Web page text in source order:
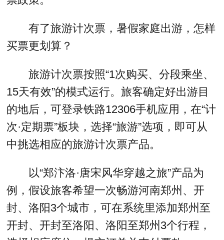
有了旅游计次票，暑假家庭出游，怎样
买票更划算？
旅游计次票按照“1次购买、分段乘坐、
15天有效”的模式运行。旅客确定好出游目
的地后，可登录铁路12306手机应用，在“计
次·定期票”板块，选择“旅游”选项，即可从
中挑选相应的旅游计次票产品。
以“郑汴洛·唐宋风华穿越之旅”产品为
例，假设旅客希望一次畅游河南郑州、开
封、洛阳3个城市，可在系统里添加郑州至
开封、开封至洛阳、洛阳至郑州3个行程，